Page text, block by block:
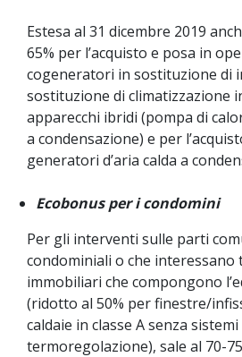
Estesa al 31 dicembre 2019
65% per l’acquisto e posa in
cogeneratori in sostituzione di
sostituzione di climatizzazione
apparecchi ibridi (pompa di
a condensazione) e per
generatori d’aria calda a
Ecobonus per i condomini
Per gli interventi sulle parti
condominiali o che interessano
immobiliari che compongono
(ridotto al 50% per finestre/
caldaie in classe A senza
termoregolazione), sale al 70-